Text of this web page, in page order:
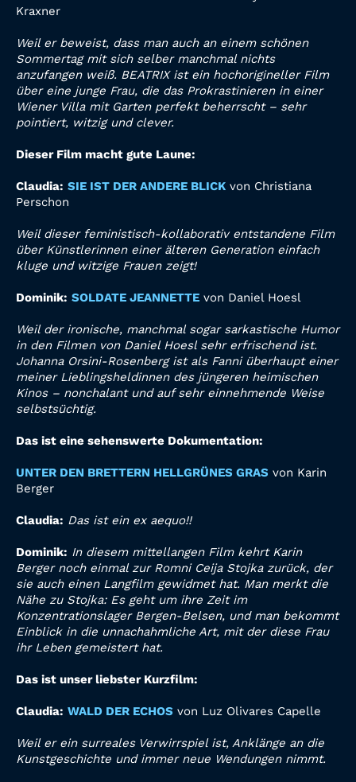
Kraxner
Weil er beweist, dass man auch an einem schönen
Sommertag mit sich selber manchmal nichts
anzufangen weiß. BEATRIX ist ein hochorigineller Film
über eine junge Frau, die das Prokrastinieren in einer
Wiener Villa mit Garten perfekt beherrscht – sehr
pointiert, witzig und clever.
Dieser Film macht gute Laune:
Claudia: SIE IST DER ANDERE BLICK von Christiana
Perschon
Weil dieser feministisch-kollaborativ entstandene Film
über Künstlerinnen einer älteren Generation einfach
kluge und witzige Frauen zeigt!
Dominik: SOLDATE JEANNETTE von Daniel Hoesl
Weil der ironische, manchmal sogar sarkastische Humor
in den Filmen von Daniel Hoesl sehr erfrischend ist.
Johanna Orsini-Rosenberg ist als Fanni überhaupt einer
meiner Lieblingsheldinnen des jüngeren heimischen
Kinos – nonchalant und auf sehr einnehmende Weise
selbstsüchtig.
Das ist eine sehenswerte Dokumentation:
UNTER DEN BRETTERN HELLGRÜNES GRAS von Karin
Berger
Claudia: Das ist ein ex aequo!!
Dominik: In diesem mittellangen Film kehrt Karin
Berger noch einmal zur Romni Ceija Stojka zurück, der
sie auch einen Langfilm gewidmet hat. Man merkt die
Nähe zu Stojka: Es geht um ihre Zeit im
Konzentrationslager Bergen-Belsen, und man bekommt
Einblick in die unnachahmliche Art, mit der diese Frau
ihr Leben gemeistert hat.
Das ist unser liebster Kurzfilm:
Claudia: WALD DER ECHOS von Luz Olivares Capelle
Weil er ein surreales Verwirrspiel ist, Anklänge an die
Kunstgeschichte und immer neue Wendungen nimmt.